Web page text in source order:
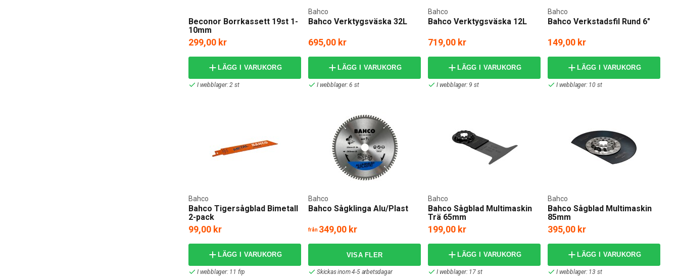
Beconor Borrkassett 19st 1-
10mm
299,00 kr
LÄGG I VARUKORG
I webblager: 2 st
Bahco Verktygsväska 32L
Bahco
695,00 kr
LÄGG I VARUKORG
I webblager: 6 st
Bahco Verktygsväska 12L
Bahco
719,00 kr
LÄGG I VARUKORG
I webblager: 9 st
Bahco Verkstadsfil Rund 6"
Bahco
149,00 kr
LÄGG I VARUKORG
I webblager: 10 st
Bahco Tigersågblad Bimetall
2-pack
Bahco
99,00 kr
LÄGG I VARUKORG
I webblager: 11 frp
Bahco Sågklinga Alu/Plast
Bahco
från 349,00 kr
Skickas inom 4-5 arbetsdagar
Bahco Sågblad Multimaskin
Trä 65mm
Bahco
199,00 kr
LÄGG I VARUKORG
I webblager: 17 st
Bahco Sågblad Multimaskin
85mm
Bahco
395,00 kr
LÄGG I VARUKORG
I webblager: 13 st